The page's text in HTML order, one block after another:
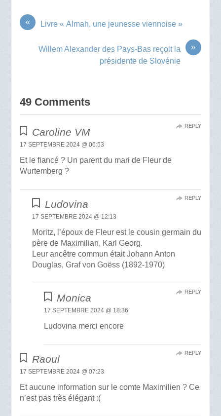
« Livre « Almah, une jeunesse viennoise »
»
Willem Alexander des Pays-Bas reçoit la
présidente de Slovénie
49 Comments
Caroline VM
17 SEPTEMBRE 2024 @ 06:53
Et le fiancé ? Un parent du mari de Fleur de
Wurtemberg ?
REPLY
Ludovina
17 SEPTEMBRE 2024 @ 12:13
Moritz, l’époux de Fleur est le cousin germain du
père de Maximilian, Karl Georg.
Leur ancêtre commun était Johann Anton
Douglas, Graf von Goëss (1892-1970)
REPLY
Monica
17 SEPTEMBRE 2024 @ 18:36
Ludovina merci encore
REPLY
Raoul
17 SEPTEMBRE 2024 @ 07:23
Et aucune information sur le comte Maximilien ? Ce
n’est pas très élégant :(
REPLY